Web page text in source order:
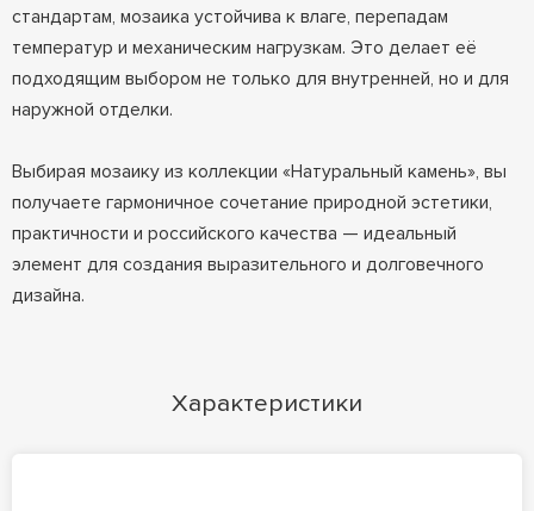
стандартам, мозаика устойчива к влаге, перепадам
температур и механическим нагрузкам. Это делает её
подходящим выбором не только для внутренней, но и для
наружной отделки.
Выбирая мозаику из коллекции «Натуральный камень», вы
получаете гармоничное сочетание природной эстетики,
практичности и российского качества — идеальный
элемент для создания выразительного и долговечного
дизайна.
Характеристики